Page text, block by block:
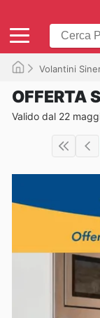
Volantini
OFFERTA
Valido dal 22